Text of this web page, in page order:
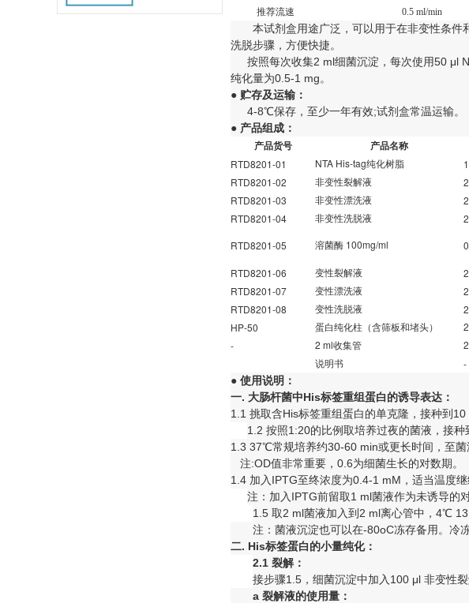
推荐流速
0.5 ml/min
本试剂盒用途广泛，可以用于在非变性条
洗脱步骤，方便快捷。
按照每次收集2 ml细菌沉淀，每次使用50 μl
纯化量为0.5-1 mg。
● 贮存及运输：
4-8℃保存，至少一年有效;试剂盒常温运输。
● 产品组成：
产品货号 产品名称
RTD8201-01 NTA His-tag纯化树脂
RTD8201-02 非变性裂解液
RTD8201-03 非变性漂洗液
RTD8201-04 非变性洗脱液
RTD8201-05 溶菌酶 100mg/ml
RTD8201-06
变性裂解液
RTD8201-07 变性漂洗液
RTD8201-08 变性洗脱液
HP-50 蛋白纯化柱（含筛板和堵头）
-
2 ml收集管
说明书 -
● 使用说明：
一. 大肠杆菌中His标签重组蛋白的诱导表达：
1.1 挑取含His标签重组蛋白的单克隆，接种到
1.2 按照1:20的比例取培养过夜的菌液，接
1.3 37℃常规培养约30-60 min或更长时间，至菌
注:OD值非常重要，0.6为细菌生长的对数期。
1.4 加入IPTG至终浓度为0.4-1 mM，适当温度继
注：加入IPTG前留取1 ml菌液作为未诱导的
1.5 取2 ml菌液加入到2 ml离心管中，4℃
注：菌液沉淀也可以在-80oC冻存备用。冷
二. His标签蛋白的小量纯化：
2.1 裂解：
接步骤1.5，细菌沉淀中加入100 μl 非变性
a 裂解液的使用量：